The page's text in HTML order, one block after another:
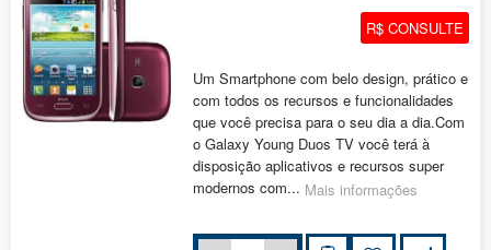
R$ CONSULTE
Um Smartphone com belo design, prático e
com todos os recursos e funcionalidades
que você precisa para o seu dia a dia.Com
o Galaxy Young Duos TV você terá à
disposição aplicativos e recursos super
modernos com... Mais informações